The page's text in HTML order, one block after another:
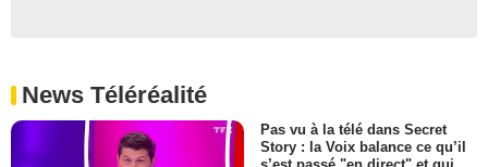
News Téléréalité
Pas vu à la télé dans Secret
Story : la Voix balance ce qu’il